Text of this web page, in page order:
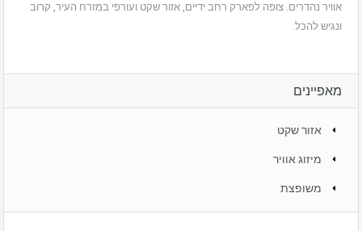
אוויר נהדרים. צופה לפארק רחב ידיים, אזור שקט ועורפי במזרח העיר, קרוב
ונגיש להכל.
מאפיינים
אזור שקט
מיזוג אוויר
משופצת